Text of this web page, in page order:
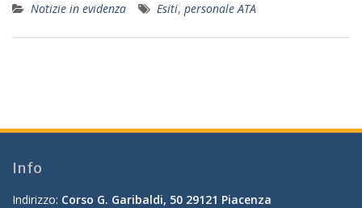
Notizie in evidenza Esiti, personale ATA
Info
Indirizzo: Corso G. Garibaldi, 50 29121 Piacenza